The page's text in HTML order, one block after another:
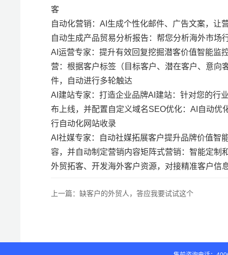
客
自动化营销：AI生成个性化邮件、广告文案，让
自动生成产品贸易分析报告：帮您分析海外市场
AI运营专家：提升有效回复挖掘潜客价值智能监
营：根据客户标签（目标客户、潜在客户、意向
件，自动进行多轮触达
AI建站专家：打造企业品牌AI建站：针对您的行
布上线，并配置自定义域名SEO优化：AI自动优
行自动化网站收录
AI社媒专家：自动社媒拓展客户提升品牌价值智
容，并自动制定营销内容矩阵式营销：智能定制
外贸拓客、开发海外客户资源，对接精准客户信
上一篇： 缺客户的外贸人，答应我要试试这个